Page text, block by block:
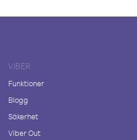
VIBER
Funktioner
Blogg
Säkerhet
Viber Out